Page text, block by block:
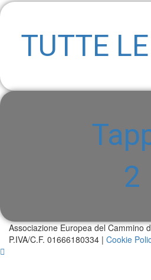
TUTTE
2
Associazione Europea del Cammino
P.IVA/C.F. 01666180334 | Cookie